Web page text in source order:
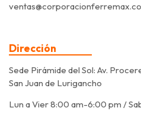
Dirección
Sede Pirámide del Sol: Av.
San Juan de Lurigancho
Lun a Vier 8:00 am-6:00 pm /